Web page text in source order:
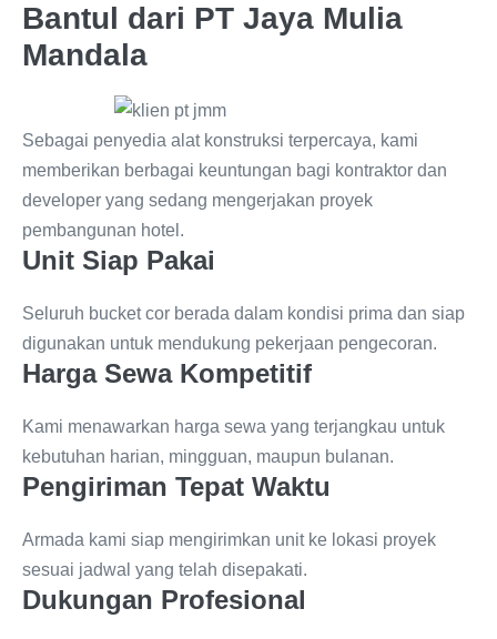
Bantul dari PT Jaya Mulia
Mandala
Sebagai penyedia alat konstruksi terpercaya, kami
memberikan berbagai keuntungan bagi kontraktor dan
developer yang sedang mengerjakan proyek
pembangunan hotel.
Unit Siap Pakai
Seluruh bucket cor berada dalam kondisi prima dan siap
digunakan untuk mendukung pekerjaan pengecoran.
Harga Sewa Kompetitif
Kami menawarkan harga sewa yang terjangkau untuk
kebutuhan harian, mingguan, maupun bulanan.
Pengiriman Tepat Waktu
Armada kami siap mengirimkan unit ke lokasi proyek
sesuai jadwal yang telah disepakati.
Dukungan Profesional